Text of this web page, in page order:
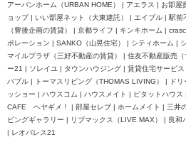
アーバンホーム（URBAN HOME） | アエラス | お部
ョップ | いい部屋ネット（大東建託） | エイブル | 駅
（豊後企画の賃貸） | 京都ライフ | キンキホーム |
ポレーション | SANKO（山晃住宅） | シティホーム |
マイルプラザ（三好不動産の賃貸） | 住友不動産販売
ー21 | ソレイユ | タウンハウジング | 賃貸住宅サービ
バブル | トーマスリビング（THOMAS LIVING） | ド
ッショー | ハウスコム | ハウスメイト | ピタットハウ
CAFE ヘヤギメ！ | 部屋セレブ | ホームメイト | 三井
ビングギャラリー | リブマックス（LIVE MAX） | 良和
| レオパレス21